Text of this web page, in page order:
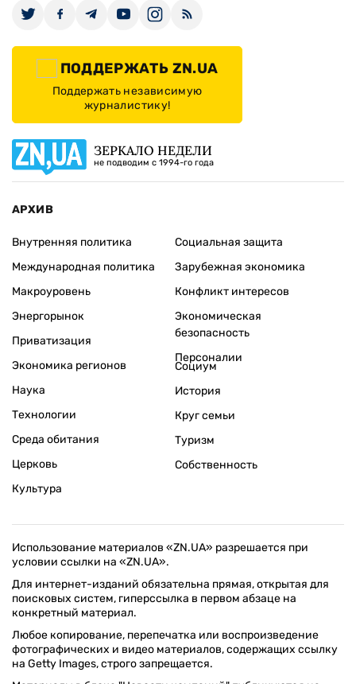
ПОДДЕРЖАТЬ ZN.UA
Поддержать независимую
журналистику!
ЗЕРКАЛО НЕДЕЛИ
не подводим с 1994-го года
АРХИВ
Внутренняя политика
Международная политика
Макроуровень
Энергорынок
Приватизация
Экономика регионов
Социальная защита
Зарубежная экономика
Конфликт интересов
Экономическая
безопасность
Персоналии
Наука
Технологии
Среда обитания
Церковь
Культура
Социум
История
Круг семьи
Туризм
Собственность
Использование материалов «ZN.UA» разрешается при
условии ссылки на «ZN.UA».
Для интернет-изданий обязательна прямая, открытая для
поисковых систем, гиперссылка в первом абзаце на
конкретный материал.
Любое копирование, перепечатка или воспроизведение
фотографических и видео материалов, содержащих ссылку
на Getty Images, строго запрещается.